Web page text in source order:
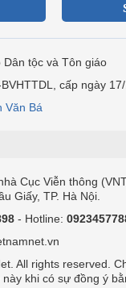
tộc và Tôn giáo
cấp ngày
Văn Bá
Cục Viễn thông
Giấy, TP. Hà Nội.
- Hotline:
All rights reserved.
khi có sự đồng ý